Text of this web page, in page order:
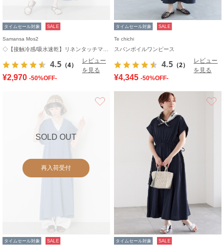
タイムセール対象 SALE
Samansa Mos2
4.5 （4）
レビュー
を見る
¥2,970 -50%OFF-
タイムセール対象 SALE
Te chichi
スパンボイルワンピース
4.5 （2）
レビュー
を見る
¥4,345 -50%OFF-
SOLD OUT
再入荷受付
タイムセール対象 SALE タイムセール対象 SALE